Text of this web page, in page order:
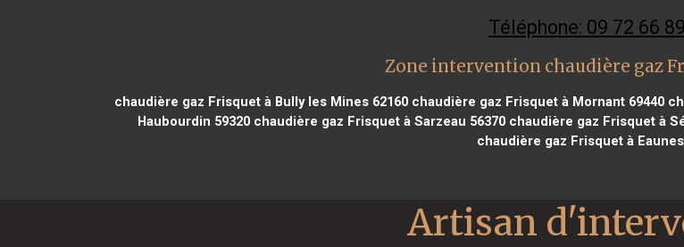
Téléphone: 09 72 66
Zone intervention chaudière gaz
chaudière gaz Frisquet à Bully les Mines 62160chaudière gaz Frisquet à Mornant 69440
Haubourdin 59320chaudière gaz Frisquet à Sarzeau 56370chaudière gaz Frisquet à
chaudière gaz Frisquet à
Artisan